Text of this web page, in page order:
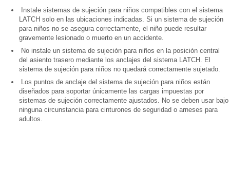
Instale sistemas de sujeción para niños compatibles con el sistema
LATCH solo en las ubicaciones indicadas. Si un sistema de sujeción
para niños no se asegura correctamente, el niño puede resultar
gravemente lesionado o muerto en un accidente.
No instale un sistema de sujeción para niños en la posición central
del asiento trasero mediante los anclajes del sistema LATCH. El
sistema de sujeción para niños no quedará correctamente sujetado.
Los puntos de anclaje del sistema de sujeción para niños están
diseñados para soportar únicamente las cargas impuestas por
sistemas de sujeción correctamente ajustados. No se deben usar bajo
ninguna circunstancia para cinturones de seguridad o arneses para
adultos.